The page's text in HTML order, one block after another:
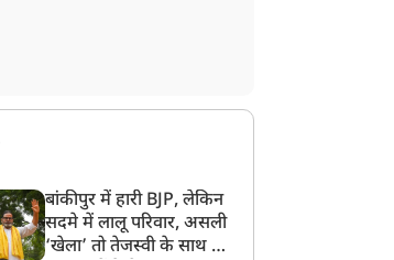
बांकीपुर में हारी BJP, लेकिन
सदमे में लालू परिवार, असली
‘खेला’ तो तेजस्वी के साथ हो